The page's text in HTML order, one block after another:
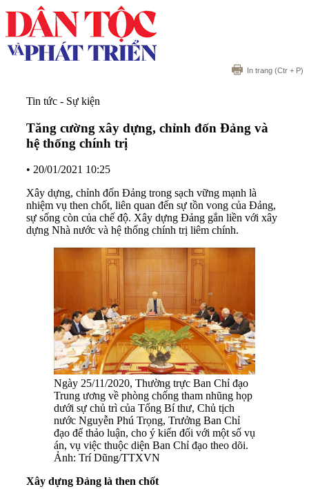
In trang (Ctr + P)
Tin tức - Sự kiện
Tăng cường xây dựng, chỉnh đốn Đảng và
hệ thống chính trị
• 20/01/2021 10:25
Xây dựng, chỉnh đốn Đảng trong sạch vững mạnh là
nhiệm vụ then chốt, liên quan đến sự tồn vong của Đảng,
sự sống còn của chế độ. Xây dựng Đảng gắn liền với xây
dựng Nhà nước và hệ thống chính trị liêm chính.
Ngày 25/11/2020, Thường trực Ban Chỉ đạo
Trung ương về phòng chống tham nhũng họp
dưới sự chủ trì của Tổng Bí thư, Chủ tịch
nước Nguyễn Phú Trọng, Trưởng Ban Chỉ
đạo để thảo luận, cho ý kiến đối với một số vụ
án, vụ việc thuộc diện Ban Chỉ đạo theo dõi.
Ảnh: Trí Dũng/TTXVN
Xây dựng Đảng là then chốt